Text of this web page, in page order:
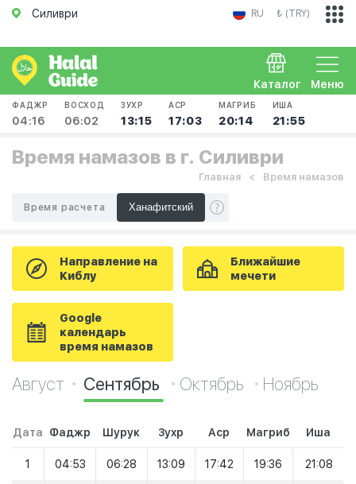
Силиври RU ₺ (TRY)
Меню
Каталог
ФАДЖР
04:16
ВОСХОД
06:02
ЗУХР
13:15
АСР
17:03
МАГРИБ
20:14
ИША
21:55
Время намазов в г. Силиври
Главная Время намазов
Время расчета
Направление на
Киблу
Ближайшие
мечети
Google
календарь
время намазов
Август Сентябрь Октябрь Ноябрь
Дата Фаджр Шурук Зухр Аср Магриб Иша
1 04:53 06:28 13:09 17:42 19:36 21:08